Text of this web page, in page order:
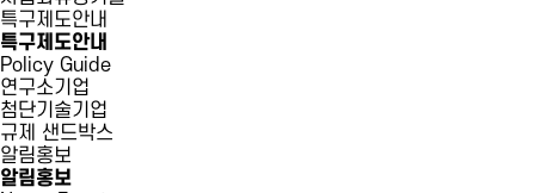
특구제도안내
특구제도안내
Policy Guide
연구소기업
첨단기술기업
규제 샌드박스
알림홍보
알림홍보